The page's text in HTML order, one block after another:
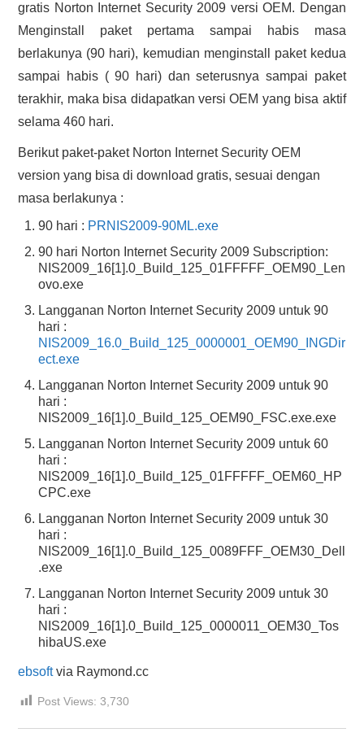
gratis Norton Internet Security 2009 versi OEM. Dengan
Menginstall paket pertama sampai habis masa
berlakunya (90 hari), kemudian menginstall paket kedua
sampai habis ( 90 hari) dan seterusnya sampai paket
terakhir, maka bisa didapatkan versi OEM yang bisa aktif
selama 460 hari.
Berikut paket-paket Norton Internet Security OEM
version yang bisa di download gratis, sesuai dengan
masa berlakunya :
90 hari : PRNIS2009-90ML.exe
90 hari Norton Internet Security 2009 Subscription:
NIS2009_16[1].0_Build_125_01FFFFF_OEM90_Len
ovo.exe
Langganan Norton Internet Security 2009 untuk 90
hari :
NIS2009_16.0_Build_125_0000001_OEM90_INGDir
ect.exe
Langganan Norton Internet Security 2009 untuk 90
hari :
NIS2009_16[1].0_Build_125_OEM90_FSC.exe.exe
Langganan Norton Internet Security 2009 untuk 60
hari :
NIS2009_16[1].0_Build_125_01FFFFF_OEM60_HP
CPC.exe
Langganan Norton Internet Security 2009 untuk 30
hari :
NIS2009_16[1].0_Build_125_0089FFF_OEM30_Dell
.exe
Langganan Norton Internet Security 2009 untuk 30
hari :
NIS2009_16[1].0_Build_125_0000011_OEM30_Tos
hibaUS.exe
ebsoftvia Raymond.cc
Post Views: 3,730